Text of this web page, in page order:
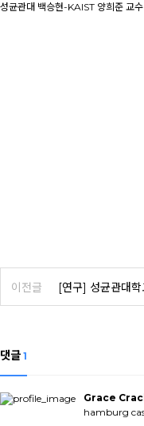
성균관대 백승현-KAIST 양희준 교
이전글 [연구] 성균관대
댓글 1
Grace
hamburg